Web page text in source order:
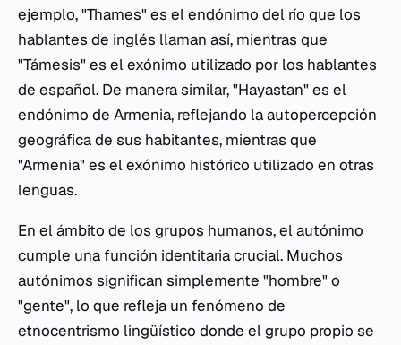
ejemplo, "Thames" es el endónimo del río que los
hablantes de inglés llaman así, mientras que
"Támesis" es el exónimo utilizado por los hablantes
de español. De manera similar, "Hayastan" es el
endónimo de Armenia, reflejando la autopercepción
geográfica de sus habitantes, mientras que
"Armenia" es el exónimo histórico utilizado en otras
lenguas.
En el ámbito de los grupos humanos, el autónimo
cumple una función identitaria crucial. Muchos
autónimos significan simplemente "hombre" o
"gente", lo que refleja un fenómeno de
etnocentrismo lingüístico donde el grupo propio se